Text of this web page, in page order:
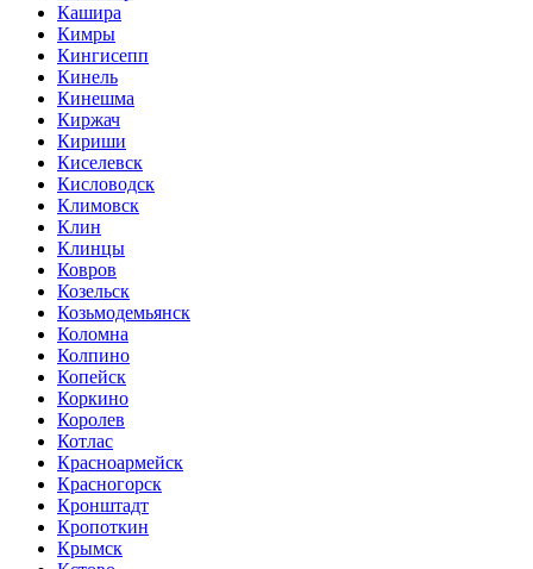
Кашира
Кимры
Кингисепп
Кинель
Кинешма
Киржач
Кириши
Киселевск
Кисловодск
Климовск
Клин
Клинцы
Ковров
Козельск
Козьмодемьянск
Коломна
Колпино
Копейск
Коркино
Королев
Котлас
Красноармейск
Красногорск
Кронштадт
Кропоткин
Крымск